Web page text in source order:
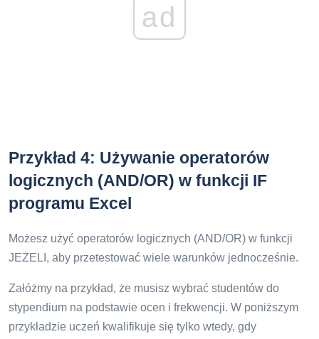
ad
Przykład 4: Używanie operatorów
logicznych (AND/OR) w funkcji IF
programu Excel
Możesz użyć operatorów logicznych (AND/OR) w funkcji
JEŻELI, aby przetestować wiele warunków jednocześnie.
Załóżmy na przykład, że musisz wybrać studentów do
stypendium na podstawie ocen i frekwencji. W poniższym
przykładzie uczeń kwalifikuje się tylko wtedy, gdy